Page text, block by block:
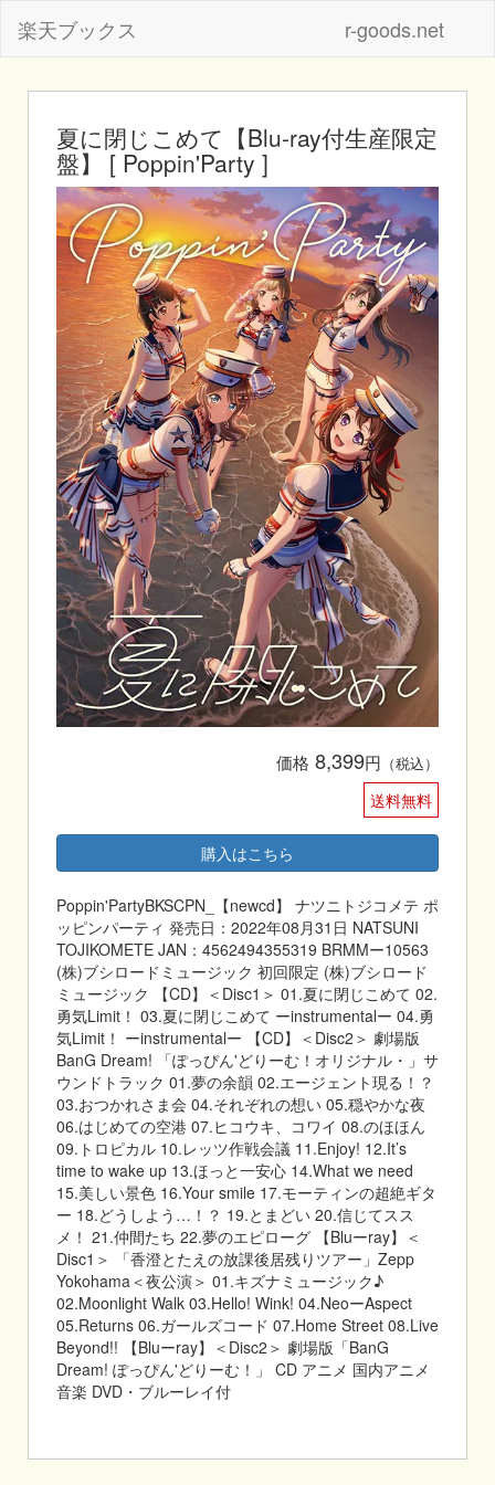
楽天ブックス r-goods.net
夏に閉じこめて【Blu-ray付生産限定
盤】 [ Poppin'Party ]
価格 8,399円 （税込）
送料無料
購入はこちら
Poppin'PartyBKSCPN_【newcd】 ナツニトジコメテ ポ
ッピンパーティ 発売日：2022年08月31日 NATSUNI
TOJIKOMETE JAN：4562494355319 BRMMー10563
(株)ブシロードミュージック 初回限定 (株)ブシロード
ミュージック 【CD】＜Disc1＞ 01.夏に閉じこめて 02.
勇気Limit！ 03.夏に閉じこめて ーinstrumentalー 04.勇
気Limit！ ーinstrumentalー 【CD】＜Disc2＞ 劇場版
BanG Dream! 「ぽっぴん'どりーむ！オリジナル・」サ
ウンドトラック 01.夢の余韻 02.エージェント現る！？
03.おつかれさま会 04.それぞれの想い 05.穏やかな夜
06.はじめての空港 07.ヒコウキ、コワイ 08.のほほん
09.トロピカル 10.レッツ作戦会議 11.Enjoy! 12.It’s
time to wake up 13.ほっと一安心 14.What we need
15.美しい景色 16.Your smile 17.モーティンの超絶ギタ
ー 18.どうしよう…！？ 19.とまどい 20.信じてスス
メ！ 21.仲間たち 22.夢のエピローグ 【Bluーray】＜
Disc1＞ 「香澄とたえの放課後居残りツアー」Zepp
Yokohama＜夜公演＞ 01.キズナミュージック♪
02.Moonlight Walk 03.Hello! Wink! 04.NeoーAspect
05.Returns 06.ガールズコード 07.Home Street 08.Live
Beyond!! 【Bluーray】＜Disc2＞ 劇場版「BanG
Dream! ぽっぴん'どりーむ！」 CD アニメ 国内アニメ
音楽 DVD・ブルーレイ付